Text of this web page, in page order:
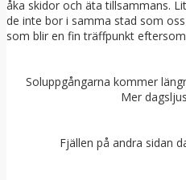
åka skidor och äta tillsammans.
de inte bor i samma stad som
som blir en fin träffpunkt
Soluppgångarna kommer
Mer
Fjällen på andra sidan